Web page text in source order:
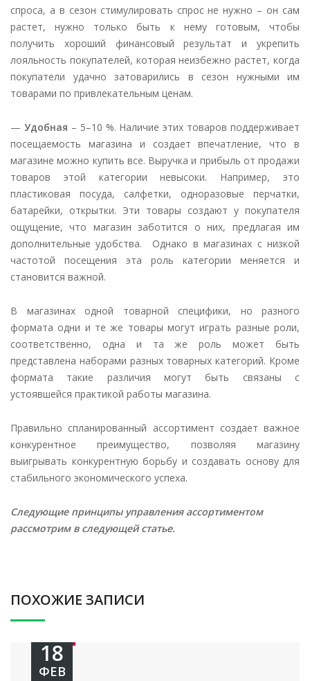
спроса, а в сезон стимулировать спрос не нужно – он сам
растет, нужно только быть к нему готовым, чтобы
получить хороший финансовый результат и укрепить
лояльность покупателей, которая неизбежно растет, когда
покупатели удачно затоварились в сезон нужными им
товарами по привлекательным ценам.
— Удобная – 5–10 %. Наличие этих товаров поддерживает
посещаемость магазина и создает впечатление, что в
магазине можно купить все. Выручка и прибыль от продажи
товаров этой категории невысоки. Например, это
пластиковая посуда, салфетки, одноразовые перчатки,
батарейки, открытки. Эти товары создают у покупателя
ощущение, что магазин заботится о них, предлагая им
дополнительные удобства. Однако в магазинах с низкой
частотой посещения эта роль категории меняется и
становится важной.
В магазинах одной товарной специфики, но разного
формата одни и те же товары могут играть разные роли,
соответственно, одна и та же роль может быть
представлена наборами разных товарных категорий. Кроме
формата такие различия могут быть связаны с
устоявшейся практикой работы магазина.
Правильно спланированный ассортимент создает важное
конкурентное преимущество, позволяя магазину
выигрывать конкурентную борьбу и создавать основу для
стабильного экономического успеха.
Следующие принципы управления ассортиментом
рассмотрим в следующей статье.
ПОХОЖИЕ ЗАПИСИ
18
ФЕВ